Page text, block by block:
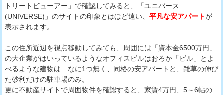
トリートビューアー」で確認してみると、「ユニバース
(UNIVERSE)」のサイトの印象とはほど遠い、 平凡な安アパートが
表示されます。
この住所近辺を視点移動してみても、周囲には「資本金6500万円」
の大企業がはいっているようなオフィスビルはおろか「ビル」とよ
べるような建物は なに1つ無く、同格の安アパートと、雑草の伸び
た砂利だけの駐車場のみ。
更に不動産サイトで周囲物件を確認すると、家賃4万円、5～6帖の